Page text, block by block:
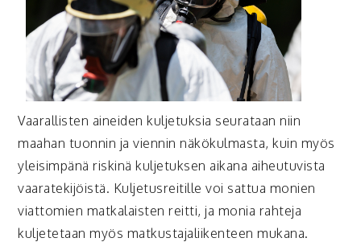
Vaarallisten aineiden kuljetuksia seurataan niin
maahan tuonnin ja viennin näkökulmasta, kuin myös
yleisimpänä riskinä kuljetuksen aikana aiheutuvista
vaaratekijöistä. Kuljetusreitille voi sattua monien
viattomien matkalaisten reitti, ja monia rahteja
kuljetetaan myös matkustajaliikenteen mukana.